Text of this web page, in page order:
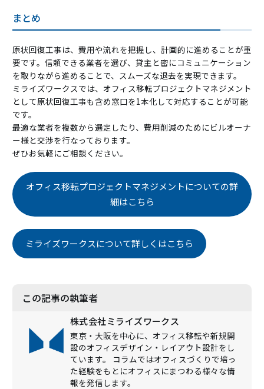
まとめ
原状回復工事は、費用や流れを把握し、計画的に進めることが重
要です。信頼できる業者を選び、貸主と密にコミュニケーション
を取りながら進めることで、スムーズな退去を実現できます。
ミライズワークスでは、オフィス移転プロジェクトマネジメント
として原状回復工事も含め窓口を1本化して対応することが可能
です。
最適な業者を複数から選定したり、費用削減のためにビルオーナ
ー様と交渉を行なっております。
ぜひお気軽にご相談ください。
オフィス移転プロジェクトマネジメントについての詳
細はこちら
ミライズワークスについて詳しくはこちら
この記事の執筆者
株式会社ミライズワークス
東京・大阪を中心に、オフィス移転や新規開
設のオフィスデザイン・レイアウト設計をし
ています。 コラムではオフィスづくりで培っ
た経験をもとにオフィスにまつわる様々な情
報を発信します。